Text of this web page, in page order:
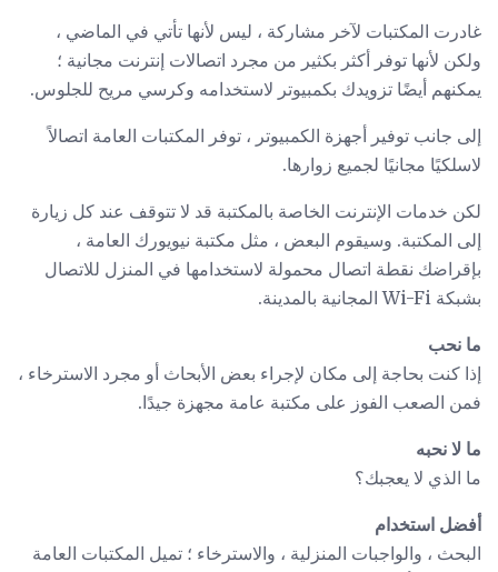
غادرت المكتبات لآخر مشاركة ، ليس لأنها تأتي في الماضي ،
ولكن لأنها توفر أكثر بكثير من مجرد اتصالات إنترنت مجانية ؛
يمكنهم أيضًا تزويدك بكمبيوتر لاستخدامه وكرسي مريح للجلوس.
إلى جانب توفير أجهزة الكمبيوتر ، توفر المكتبات العامة اتصالاً
لاسلكيًا مجانيًا لجميع زوارها.
لكن خدمات الإنترنت الخاصة بالمكتبة قد لا تتوقف عند كل زيارة
إلى المكتبة. وسيقوم البعض ، مثل مكتبة نيويورك العامة ،
بإقراضك نقطة اتصال محمولة لاستخدامها في المنزل للاتصال
بشبكة Wi-Fi المجانية بالمدينة.
ما نحب
إذا كنت بحاجة إلى مكان لإجراء بعض الأبحاث أو مجرد الاسترخاء ،
فمن الصعب الفوز على مكتبة عامة مجهزة جيدًا.
ما لا نحبه
ما الذي لا يعجبك؟
أفضل استخدام
البحث ، والواجبات المنزلية ، والاسترخاء ؛ تميل المكتبات العامة